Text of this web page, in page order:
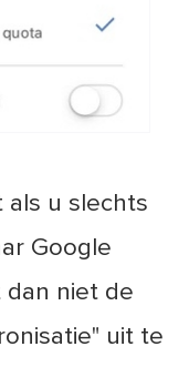
als u slechts
Google
dan niet de
uit te